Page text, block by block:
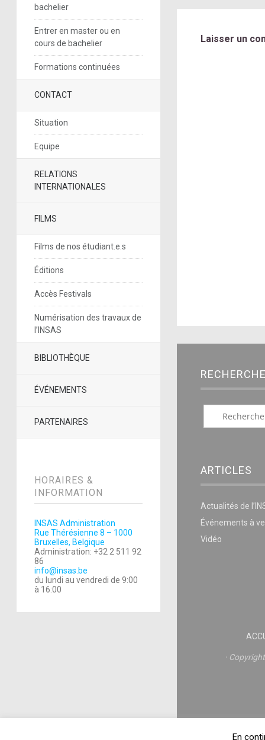
bachelier
Entrer en master ou en
cours de bachelier
Formations continuées
CONTACT
Situation
Equipe
RELATIONS
INTERNATIONALES
FILMS
Films de nos étudiant.e.s
Éditions
Accès Festivals
Numérisation des travaux de
l’INSAS
BIBLIOTHÈQUE
ÉVÉNEMENTS
PARTENAIRES
HORAIRES &
INFORMATION
INSAS Administration
Rue Thérésienne 8 – 1000
Bruxelles, Belgique
Administration: +32 2 511 92
86
info@insas.be
du lundi au vendredi de 9:00
à 16:00
Laisser un
RECHERCHE
ARTICLES
Actualités de
Événements à
Vidéo
En